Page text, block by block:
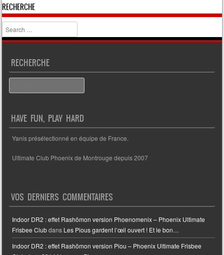
RECHERCHE
Search
RECHERCHE
HAVE FUN, PLAY HARD
Yanis présélectionné en équipe de France.
Ultimate Club Phoenix de Montrouge depuis 2007
VOS DERNIERS COMMENTAIRES
Indoor DR2 : effet Rashōmon version Phoenomenix – Phoenix Ultimate
Frisbee Clubdans Les Pious gardent l’œil ouvert ! Et le bon…
Indoor DR2 : effet Rashōmon version Piou – Phoenix Ultimate Frisbee